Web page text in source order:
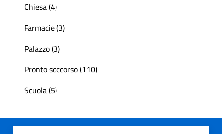
Chiesa (4)
Farmacie (3)
Palazzo (3)
Pronto soccorso (110)
Scuola (5)